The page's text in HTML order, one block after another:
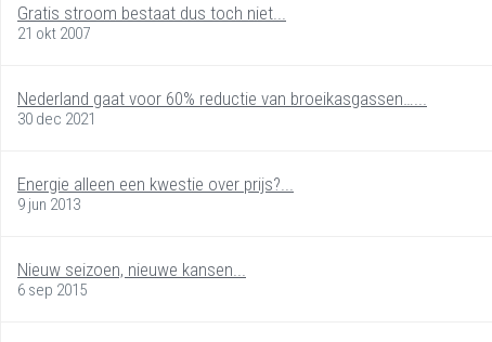
Gratis stroom bestaat dus toch niet...
21 okt 2007
Nederland gaat voor 60% reductie van broeikasgassen…...
30 dec 2021
Energie alleen een kwestie over prijs?...
9 jun 2013
Nieuw seizoen, nieuwe kansen...
6 sep 2015